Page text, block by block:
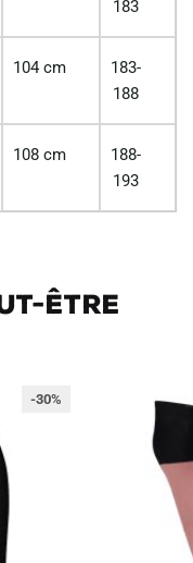
183
104 cm
183-
188
108 cm
188-
193
être
-30%